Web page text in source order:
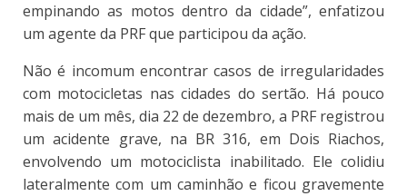
empinando as motos dentro da cidade”, enfatizou
um agente da PRF que participou da ação.
Não é incomum encontrar casos de irregularidades
com motocicletas nas cidades do sertão. Há pouco
mais de um mês, dia 22 de dezembro, a PRF registrou
um acidente grave, na BR 316, em Dois Riachos,
envolvendo um motociclista inabilitado. Ele colidiu
lateralmente com um caminhão e ficou gravemente